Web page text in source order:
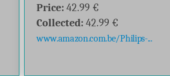
Price: 42.99 €
Collected: 42.99 €
www.amazon.com.be/Philips-...